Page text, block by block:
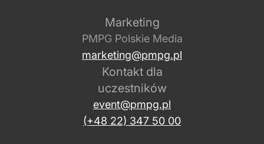
Marketing
PMPG Polskie Media
marketing@pmpg.pl
Kontakt dla
uczestników
event@pmpg.pl
(+48 22) 347 50 00